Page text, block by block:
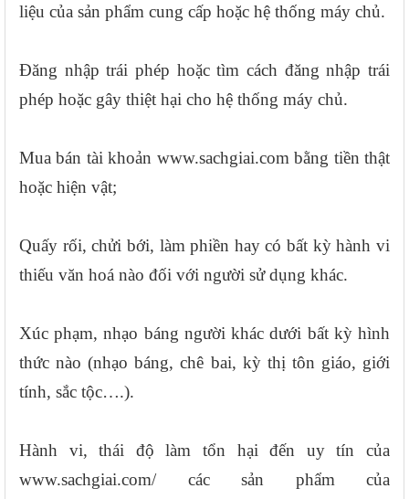
liệu của sản phẩm cung cấp hoặc hệ thống máy chủ.
Đăng nhập trái phép hoặc tìm cách đăng nhập trái
phép hoặc gây thiệt hại cho hệ thống máy chủ.
Mua bán tài khoản www.sachgiai.com bằng tiền thật
hoặc hiện vật;
Quấy rối, chửi bới, làm phiền hay có bất kỳ hành vi
thiếu văn hoá nào đối với người sử dụng khác.
Xúc phạm, nhạo báng người khác dưới bất kỳ hình
thức nào (nhạo báng, chê bai, kỳ thị tôn giáo, giới
tính, sắc tộc….).
Hành vi, thái độ làm tổn hại đến uy tín của
www.sachgiai.com/ các sản phẩm của